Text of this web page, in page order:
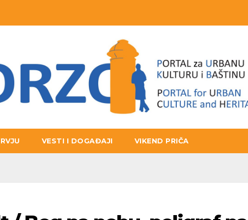
VESTI I DOGAĐAJI VIKEND PRIČA